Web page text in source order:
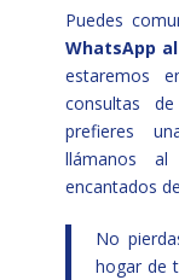
Puedes
WhatsApp
estaremos
consultas
prefieres
llámanos
encantados
No
hogar de